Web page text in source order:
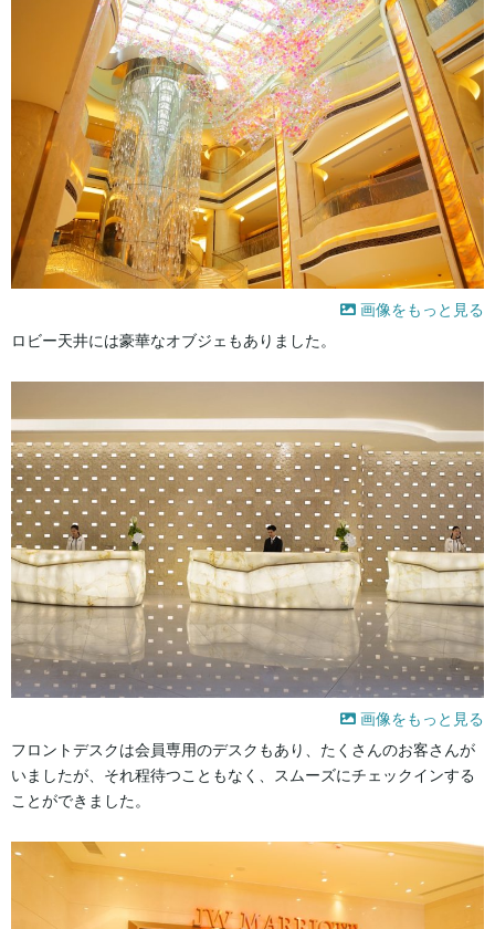
画像をもっと見る
ロビー天井には豪華なオブジェもありました。
画像をもっと見る
フロントデスクは会員専用のデスクもあり、たくさんのお客さんが
いましたが、それ程待つこともなく、スムーズにチェックインする
ことができました。